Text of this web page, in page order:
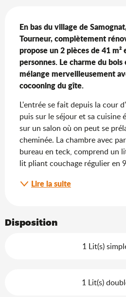
En bas du village de
Tourneur, complètement
propose un 2 pièces de 41
personnes. Le charme du
mélange merveilleusement
cocooning du gîte.
L'entrée se fait depuis la cour
puis sur le séjour et sa cuisine
sur un salon où on peut se
cheminée. La chambre avec
bureau en teck, comprend un
lit pliant couchage régulier en
Lire la suite
Disposition
1 Lit(s)
1 Lit(s)